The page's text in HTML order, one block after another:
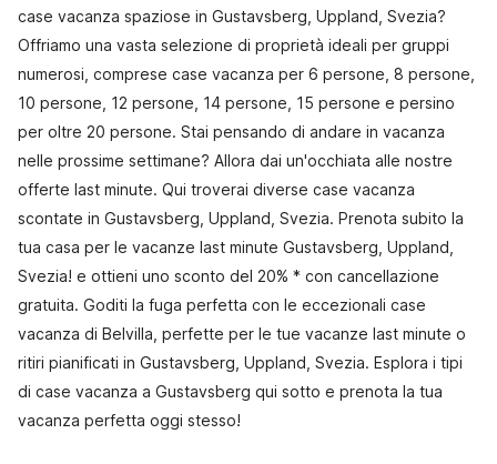
case vacanza spaziose in Gustavsberg, Uppland, Svezia?
Offriamo una vasta selezione di proprietà ideali per gruppi
numerosi, comprese case vacanza per 6 persone, 8 persone,
10 persone, 12 persone, 14 persone, 15 persone e persino
per oltre 20 persone. Stai pensando di andare in vacanza
nelle prossime settimane? Allora dai un'occhiata alle nostre
offerte last minute. Qui troverai diverse case vacanza
scontate in Gustavsberg, Uppland, Svezia. Prenota subito la
tua casa per le vacanze last minute Gustavsberg, Uppland,
Svezia! e ottieni uno sconto del 20% * con cancellazione
gratuita. Goditi la fuga perfetta con le eccezionali case
vacanza di Belvilla, perfette per le tue vacanze last minute o
ritiri pianificati in Gustavsberg, Uppland, Svezia. Esplora i tipi
di case vacanza a Gustavsberg qui sotto e prenota la tua
vacanza perfetta oggi stesso!